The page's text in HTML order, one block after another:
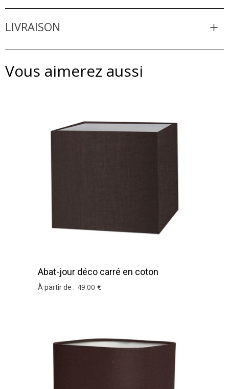
LIVRAISON
Vous aimerez aussi
Abat-jour déco carré en coton
chocolat
À partir de : 49.00 €